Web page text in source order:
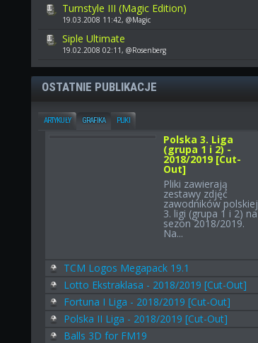
Turnstyle III (Magic Edition)
19.03.2008 11:42, @Magic
Siple Ultimate
19.02.2008 02:11, @Rosenberg
OSTATNIE PUBLIKACJE
ARTYKUŁY GRAFIKA PLIKI
Polska 3. Liga
(grupa 1 i 2) -
2018/2019 [Cut-
Out]
Pliki zawierają
zestawy zdjęć
zawodników polskiej
3. ligi (grupa 1 i 2) na
sezon 2018/2019.
Na...
TCM Logos Megapack 19.1
Lotto Ekstraklasa - 2018/2019 [Cut-Out]
Fortuna I Liga - 2018/2019 [Cut-Out]
Polska II Liga - 2018/2019 [Cut-Out]
Balls 3D for FM19